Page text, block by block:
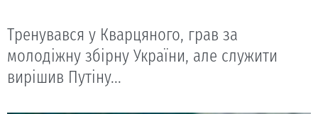
Тренувався у Кварцяного, грав за
молодіжну збірну України, але служити
вирішив Путіну...